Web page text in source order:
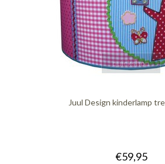
quickshop
Juul Design kinderlamp
€59,95